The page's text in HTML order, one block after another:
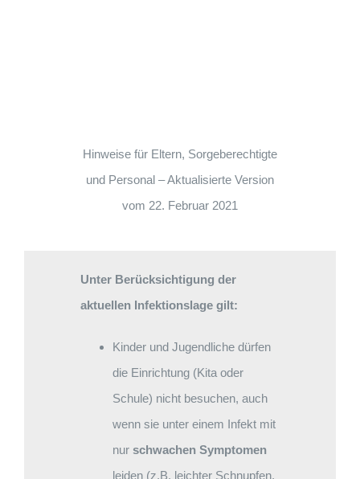
Hinweise für Eltern, Sorgeberechtigte
und Personal – Aktualisierte Version
vom 22. Februar 2021
Unter Berücksichtigung der
aktuellen Infektionslage gilt:
Kinder und Jugendliche dürfen
die Einrichtung (Kita oder
Schule) nicht besuchen, auch
wenn sie unter einem Infekt mit
nur schwachen Symptomen
leiden (z.B. leichter Schnupfen,